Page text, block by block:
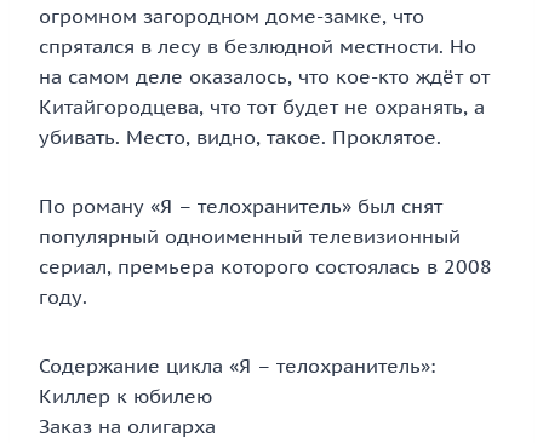
огромном загородном доме-замке, что
спрятался в лесу в безлюдной местности. Но
на самом деле оказалось, что кое-кто ждёт от
Китайгородцева, что тот будет не охранять, а
убивать. Место, видно, такое. Проклятое.
По роману «Я – телохранитель» был снят
популярный одноименный телевизионный
сериал, премьера которого состоялась в 2008
году.
Содержание цикла «Я – телохранитель»:
Киллер к юбилею
Заказ на олигарха